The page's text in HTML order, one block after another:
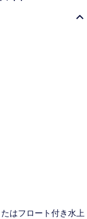
はフロート付き水上